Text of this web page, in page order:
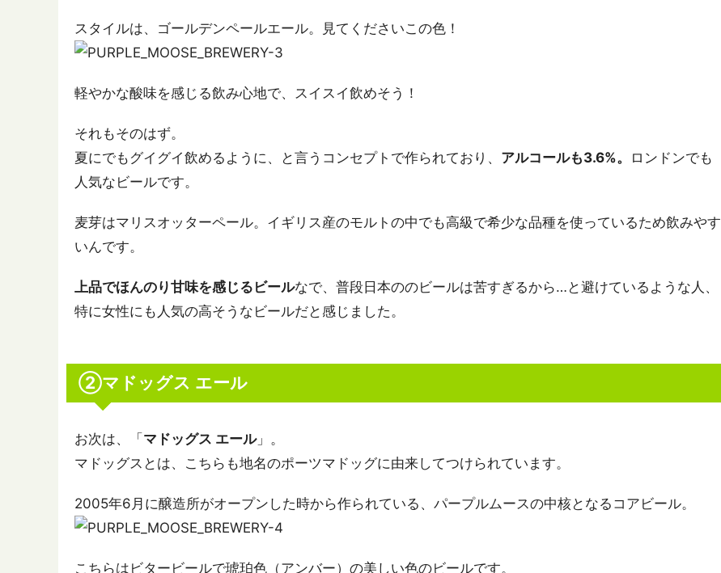
スタイルは、ゴールデンペールエール。見てくださいこの色！
軽やかな酸味を感じる飲み心地で、スイスイ飲めそう！
それもそのはず。
夏にでもグイグイ飲めるように、と言うコンセプトで作られており、 アルコールも3.6%。
ロンドンでも
人気なビールです。
麦芽はマリスオッターペール。イギリス産のモルトの中でも高級で希少な品種を使っているため飲みやす
いんです。
上品でほんのり甘味を感じるビールなで、普段日本ののビールは苦すぎるから…と避けているような人、
特に女性にも人気の高そうなビールだと感じました。
②マドッグス エール
お次は、「 マドッグス エール」。
マドッグスとは、こちらも地名のポーツマドッグに由来してつけられています。
2005年6月に醸造所がオープンした時から作られている、パープルムースの中核となるコアビール。
こちらはビタービールで琥珀色（アンバー）の美しい色のビールです。